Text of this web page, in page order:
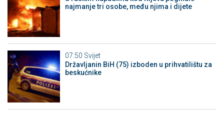
najmanje tri osobe, među njima i dijete
07:50 Svijet
Državljanin BiH (75) izboden u prihvatilištu za
beskućnike